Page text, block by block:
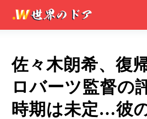
佐々木朗希、復
ロバーツ監督の
時期は未定…彼